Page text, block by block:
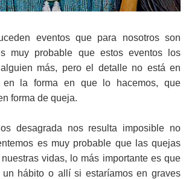
eventos que para nosotros son
muy probable que estos eventos los
más, pero el detalle no está en
en la forma en que lo hacemos, que
forma de queja.
desagrada nos resulta imposible no
es muy probable que las quejas
vidas, lo más importante es que
un hábito o allí si estaríamos en graves